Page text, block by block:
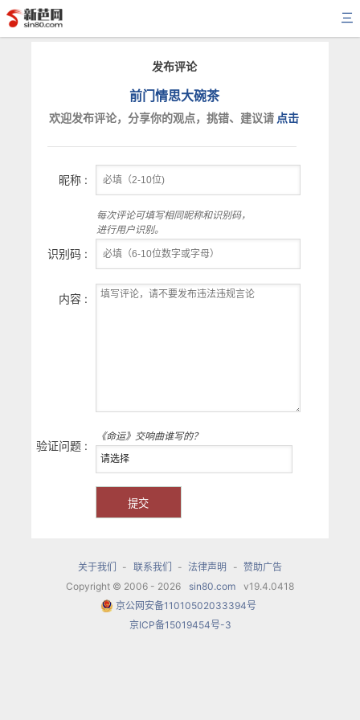
三
发布评论
前门情思大碗茶
欢迎发布评论，分享你的观点，挑错、建议请 点击
昵称 :
每次评论可填写相同昵称和识别码，
进行用户识别。
识别码 :
内容 :
验证问题 :
《命运》交响曲谁写的？
关于我们 - 联系我们 - 法律声明 - 赞助广告
Copyright © 2006 - 2026
sin80.com
v19.4.0418
京公网安备11010502033394号
京ICP备15019454号-3